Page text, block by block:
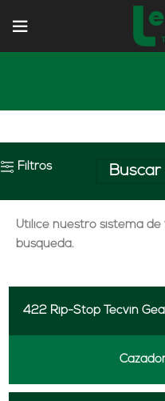
Filtros
Utilice nuestro sistema
búsqueda.
422 Rip-Stop Tecvin